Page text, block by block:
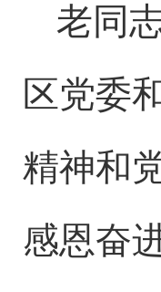
老同
区党委
精神和
感恩奋